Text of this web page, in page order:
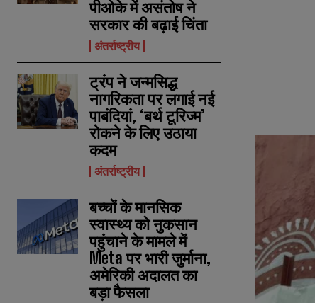
पीओके में असंतोष ने
सरकार की बढ़ाई चिंता
अंतर्राष्ट्रीय
ट्रंप ने जन्मसिद्ध
नागरिकता पर लगाई नई
पाबंदियां, ‘बर्थ टूरिज्म’
रोकने के लिए उठाया
कदम
अंतर्राष्ट्रीय
बच्चों के मानसिक
स्वास्थ्य को नुकसान
पहुंचाने के मामले में
Meta पर भारी जुर्माना,
अमेरिकी अदालत का
बड़ा फैसला